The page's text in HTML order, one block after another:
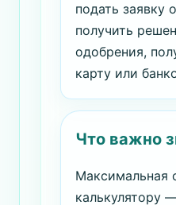
подать заявку
получить
одобрения,
карту или
Что важно
Максимальная
калькулятору